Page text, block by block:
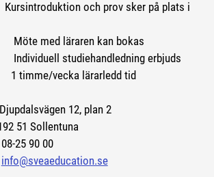
och prov sker på plats i
läraren kan bokas
erbjuds
lärarledd tid
12, plan 2
51 Sollentuna
25 90 00
info@sveaeducation.se